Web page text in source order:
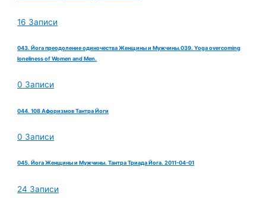
16 Записи
043. Йога преодоление одиночества Женщины и Мужчины.039. Yoga overcoming
loneliness of Women and Men.
0 Записи
044. 108 Афоризмов Тантра Йоги
0 Записи
045. Йога Женщины и Мужчины. Тантра Триада Йога. 2011-04-01
24 Записи